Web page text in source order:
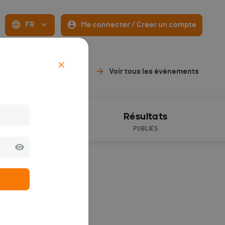
FR Me connecter / Créer un compte
Voir tous les événements
Résultats
PUBLIÉS